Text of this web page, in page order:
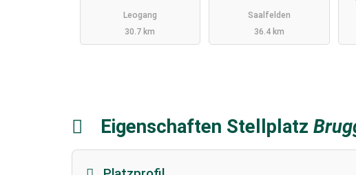
Leogang
30.7 km
Saalfelden
36.4 km
Eigenschaften Stellplatz